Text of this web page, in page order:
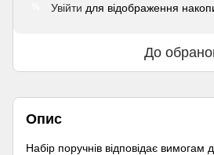
Увійти для відображення
До
Опис
Набір поручнів відповідає вимогам